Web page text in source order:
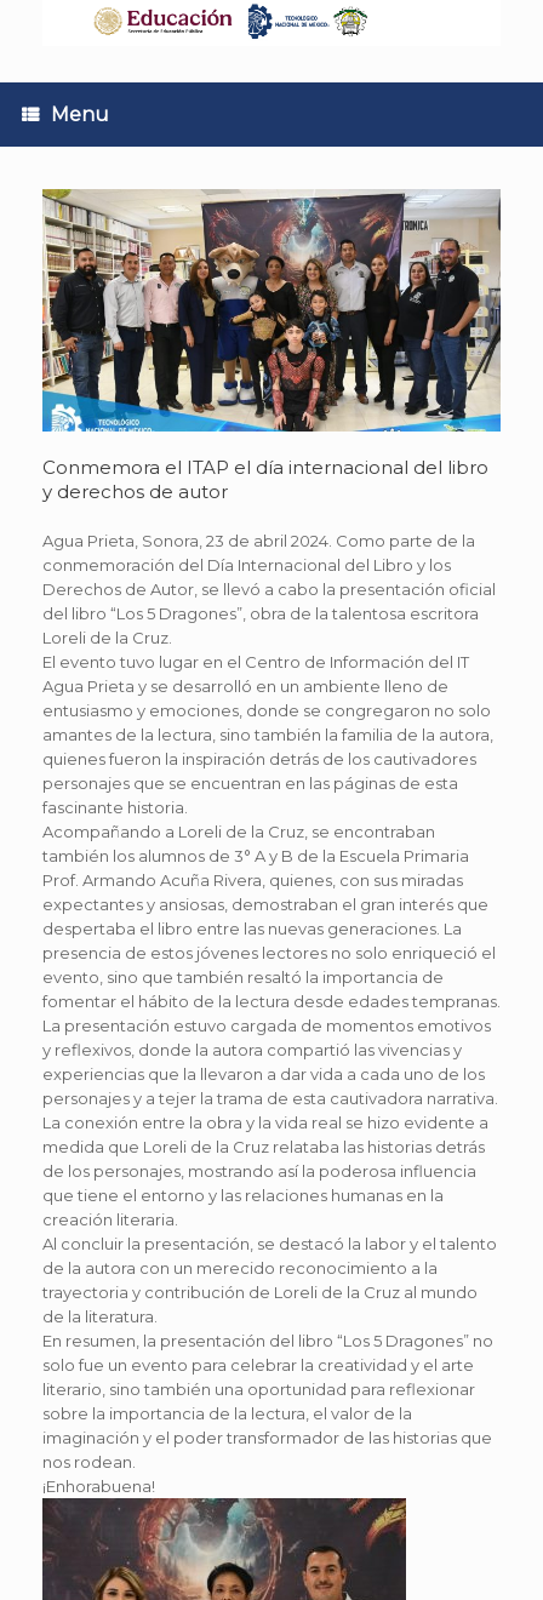
Menu
Conmemora el ITAP el día internacional del libro
y derechos de autor
Agua Prieta, Sonora, 23 de abril 2024. Como parte de la
conmemoración del Día Internacional del Libro y los
Derechos de Autor, se llevó a cabo la presentación oficial
del libro “Los 5 Dragones”, obra de la talentosa escritora
Loreli de la Cruz.
El evento tuvo lugar en el Centro de Información del IT
Agua Prieta y se desarrolló en un ambiente lleno de
entusiasmo y emociones, donde se congregaron no solo
amantes de la lectura, sino también la familia de la autora,
quienes fueron la inspiración detrás de los cautivadores
personajes que se encuentran en las páginas de esta
fascinante historia.
Acompañando a Loreli de la Cruz, se encontraban
también los alumnos de 3° A y B de la Escuela Primaria
Prof. Armando Acuña Rivera, quienes, con sus miradas
expectantes y ansiosas, demostraban el gran interés que
despertaba el libro entre las nuevas generaciones. La
presencia de estos jóvenes lectores no solo enriqueció el
evento, sino que también resaltó la importancia de
fomentar el hábito de la lectura desde edades tempranas.
La presentación estuvo cargada de momentos emotivos
y reflexivos, donde la autora compartió las vivencias y
experiencias que la llevaron a dar vida a cada uno de los
personajes y a tejer la trama de esta cautivadora narrativa.
La conexión entre la obra y la vida real se hizo evidente a
medida que Loreli de la Cruz relataba las historias detrás
de los personajes, mostrando así la poderosa influencia
que tiene el entorno y las relaciones humanas en la
creación literaria.
Al concluir la presentación, se destacó la labor y el talento
de la autora con un merecido reconocimiento a la
trayectoria y contribución de Loreli de la Cruz al mundo
de la literatura.
En resumen, la presentación del libro “Los 5 Dragones” no
solo fue un evento para celebrar la creatividad y el arte
literario, sino también una oportunidad para reflexionar
sobre la importancia de la lectura, el valor de la
imaginación y el poder transformador de las historias que
nos rodean.
¡Enhorabuena!